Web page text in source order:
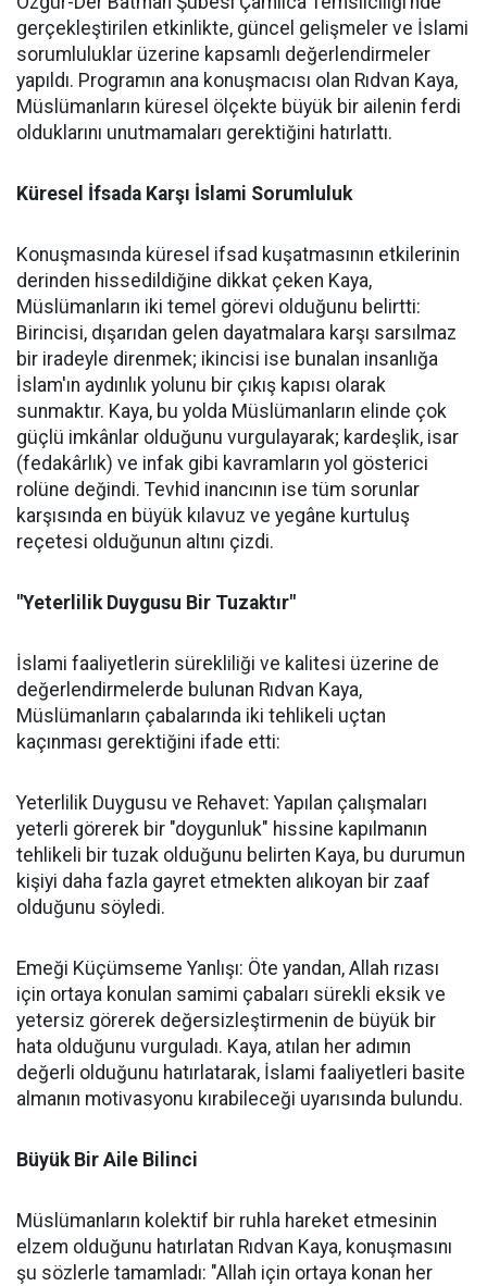
gerçekleştirilen etkinlikte, güncel gelişmeler ve İslami
sorumluluklar üzerine kapsamlı değerlendirmeler
yapıldı. Programın ana konuşmacısı olan Rıdvan Kaya,
Müslümanların küresel ölçekte büyük bir ailenin ferdi
olduklarını unutmamaları gerektiğini hatırlattı.
Küresel İfsada Karşı İslami Sorumluluk
Konuşmasında küresel ifsad kuşatmasının etkilerinin
derinden hissedildiğine dikkat çeken Kaya,
Müslümanların iki temel görevi olduğunu belirtti:
Birincisi, dışarıdan gelen dayatmalara karşı sarsılmaz
bir iradeyle direnmek; ikincisi ise bunalan insanlığa
İslam'ın aydınlık yolunu bir çıkış kapısı olarak
sunmaktır. Kaya, bu yolda Müslümanların elinde çok
güçlü imkânlar olduğunu vurgulayarak; kardeşlik, isar
(fedakârlık) ve infak gibi kavramların yol gösterici
rolüne değindi. Tevhid inancının ise tüm sorunlar
karşısında en büyük kılavuz ve yegâne kurtuluş
reçetesi olduğunun altını çizdi.
"Yeterlilik Duygusu Bir Tuzaktır"
İslami faaliyetlerin sürekliliği ve kalitesi üzerine de
değerlendirmelerde bulunan Rıdvan Kaya,
Müslümanların çabalarında iki tehlikeli uçtan
kaçınması gerektiğini ifade etti:
Yeterlilik Duygusu ve Rehavet: Yapılan çalışmaları
yeterli görerek bir "doygunluk" hissine kapılmanın
tehlikeli bir tuzak olduğunu belirten Kaya, bu durumun
kişiyi daha fazla gayret etmekten alıkoyan bir zaaf
olduğunu söyledi.
Emeği Küçümseme Yanlışı: Öte yandan, Allah rızası
için ortaya konulan samimi çabaları sürekli eksik ve
yetersiz görerek değersizleştirmenin de büyük bir
hata olduğunu vurguladı. Kaya, atılan her adımın
değerli olduğunu hatırlatarak, İslami faaliyetleri basite
almanın motivasyonu kırabileceği uyarısında bulundu.
Büyük Bir Aile Bilinci
Müslümanların kolektif bir ruhla hareket etmesinin
elzem olduğunu hatırlatan Rıdvan Kaya, konuşmasını
şu sözlerle tamamladı: "Allah için ortaya konan her